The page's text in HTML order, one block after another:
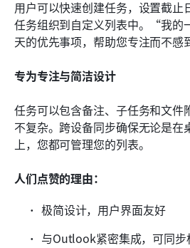
用户可以快速创建任务，设置截止
任务组织到自定义列表中。“我的
天的优先事项，帮助您专注而不感
专为专注与简洁设计
任务可以包含备注、子任务和文件
不复杂。跨设备同步确保无论是在
上，您都可管理您的列表。
人们点赞的理由：
极简设计，用户界面友好
与Outlook紧密集成，可同步